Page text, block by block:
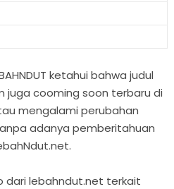
ketahui bahwa judul
juga cooming soon terbaru di
mengalami perubahan
adanya pemberitahuan
dari lebahndut.net terkait